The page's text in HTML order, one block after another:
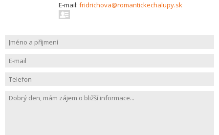
E-mail: fridrichova@romantickechalupy.sk